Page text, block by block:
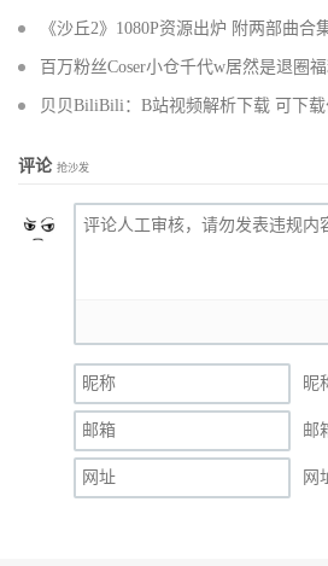
《沙丘2》1080P资源出炉 附两部曲合
百万粉丝Coser小仓千代w居然是退圈
贝贝BiliBili：B站视频解析下载 可下
评论 抢沙发
昵
邮
网